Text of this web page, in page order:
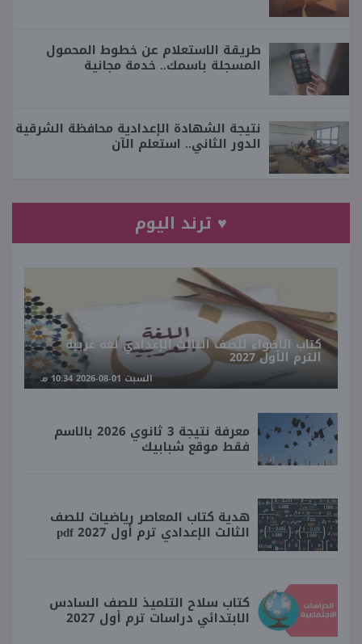
طريقة الاستعلام عن خطوط المحمول
المسجلة باسمك.. خدمة مجانية
نتيجة الشهادة الإعدادية محافظة الشرقية
الدور الثاني.. استعلم الآن
♥ ترند اليوم
كتاب الأضواء للصف الثالث الإعدادي لغة عربية
الترم الأول 2027
السبت 01-08-2026 10:34 مـ
معرفة نتيجة 3 ثانوي 2026 بالاسم
فقط موقع شبابيك
هدية كتاب المعاصر رياضيات للصف
الثالث الإعدادي ترم أول 2027 pdf
كتاب سلاح التلميذ للصف السادس
الابتدائي دراسات ترم أول 2027